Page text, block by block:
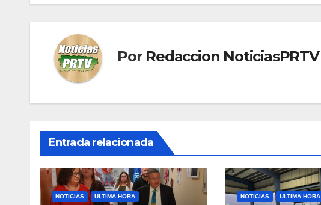
Por Redaccion NoticiasPRTV
Entrada relacionada
NOTICIAS ULTIMA HORA NOTICIAS ULTIMA HORA